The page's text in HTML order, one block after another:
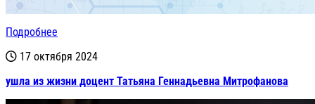
Подробнее
17 октября 2024
ушла из жизни доцент Татьяна Геннадьевна Митрофанова